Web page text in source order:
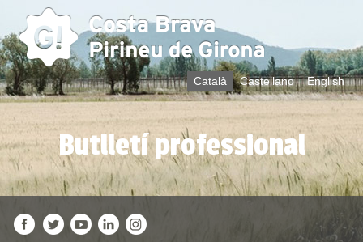
Català Castellano English
Butlletí professional